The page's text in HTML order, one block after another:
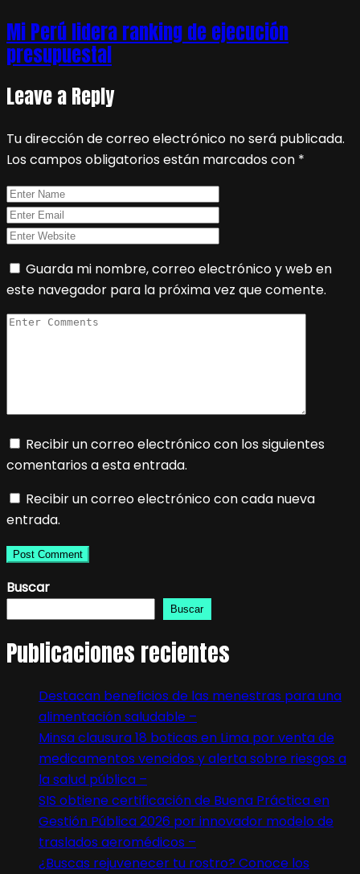
Mi Perú lidera ranking de ejecución
presupuestal
Leave a Reply
Tu dirección de correo electrónico no será publicada.
Los campos obligatorios están marcados con *
Guarda mi nombre, correo electrónico y web en
este navegador para la próxima vez que comente.
Recibir un correo electrónico con los siguientes
comentarios a esta entrada.
Recibir un correo electrónico con cada nueva
entrada.
Buscar
Buscar
Publicaciones recientes
Destacan beneficios de las menestras para una
alimentación saludable –
Minsa clausura 18 boticas en Lima por venta de
medicamentos vencidos y alerta sobre riesgos a
la salud pública –
SIS obtiene certificación de Buena Práctica en
Gestión Pública 2026 por innovador modelo de
traslados aeromédicos –
¿Buscas rejuvenecer tu rostro? Conoce los